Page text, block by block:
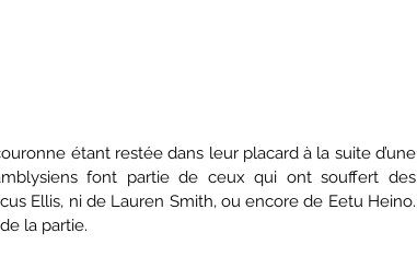
étant restée dans leur placard à la suite d’une
font partie de ceux qui ont souffert des
Ellis, ni de Lauren Smith, ou encore de Eetu Heino.
la partie.